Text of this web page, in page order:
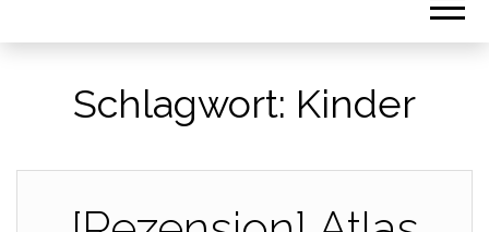
Schlagwort: Kinder